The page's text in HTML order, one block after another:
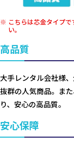
こちらは芯金タイプ
い。
高品質
大手レンタル会社様
抜群の人気商品。ま
り、安心の高品質。
安心保障